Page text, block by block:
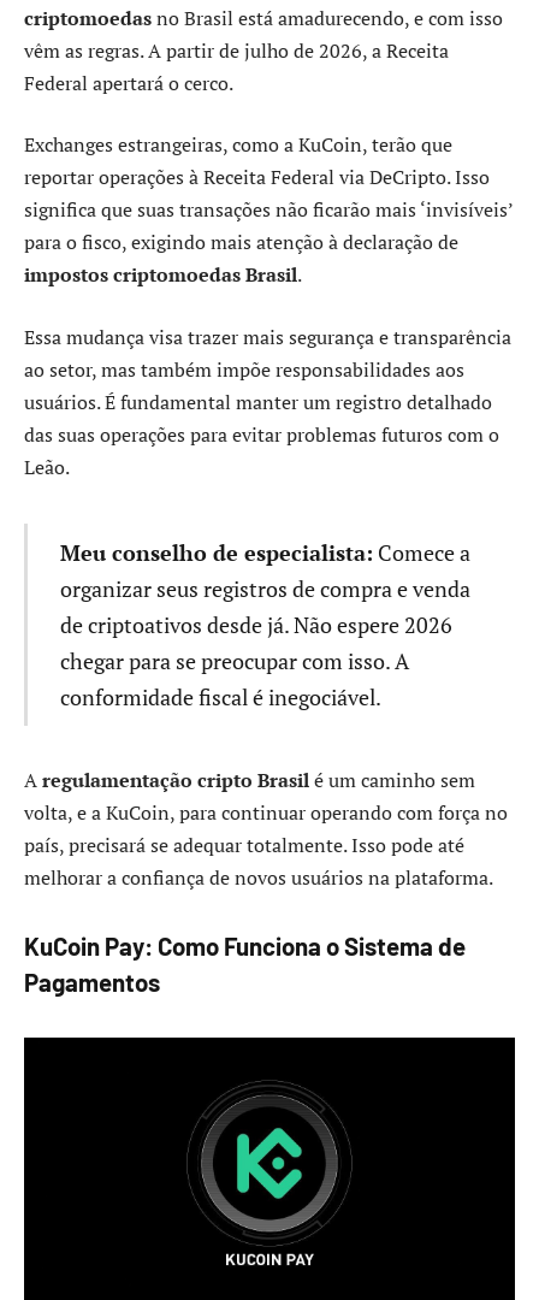
criptomoedasno Brasil está amadurecendo, e com isso
vêm as regras. A partir de julho de 2026, a Receita
Federal apertará o cerco.
Exchanges estrangeiras, como a KuCoin, terão que
reportar operações à Receita Federal via DeCripto. Isso
significa que suas transações não ficarão mais ‘invisíveis’
para o fisco, exigindo mais atenção à declaração de
impostos criptomoedas Brasil.
Essa mudança visa trazer mais segurança e transparência
ao setor, mas também impõe responsabilidades aos
usuários. É fundamental manter um registro detalhado
das suas operações para evitar problemas futuros com o
Leão.
Meu conselho de especialista: Comece a
organizar seus registros de compra e venda
de criptoativos desde já. Não espere 2026
chegar para se preocupar com isso. A
conformidade fiscal é inegociável.
Aregulamentação cripto Brasilé um caminho sem
volta, e a KuCoin, para continuar operando com força no
país, precisará se adequar totalmente. Isso pode até
melhorar a confiança de novos usuários na plataforma.
KuCoin Pay: Como Funciona o Sistema de
Pagamentos